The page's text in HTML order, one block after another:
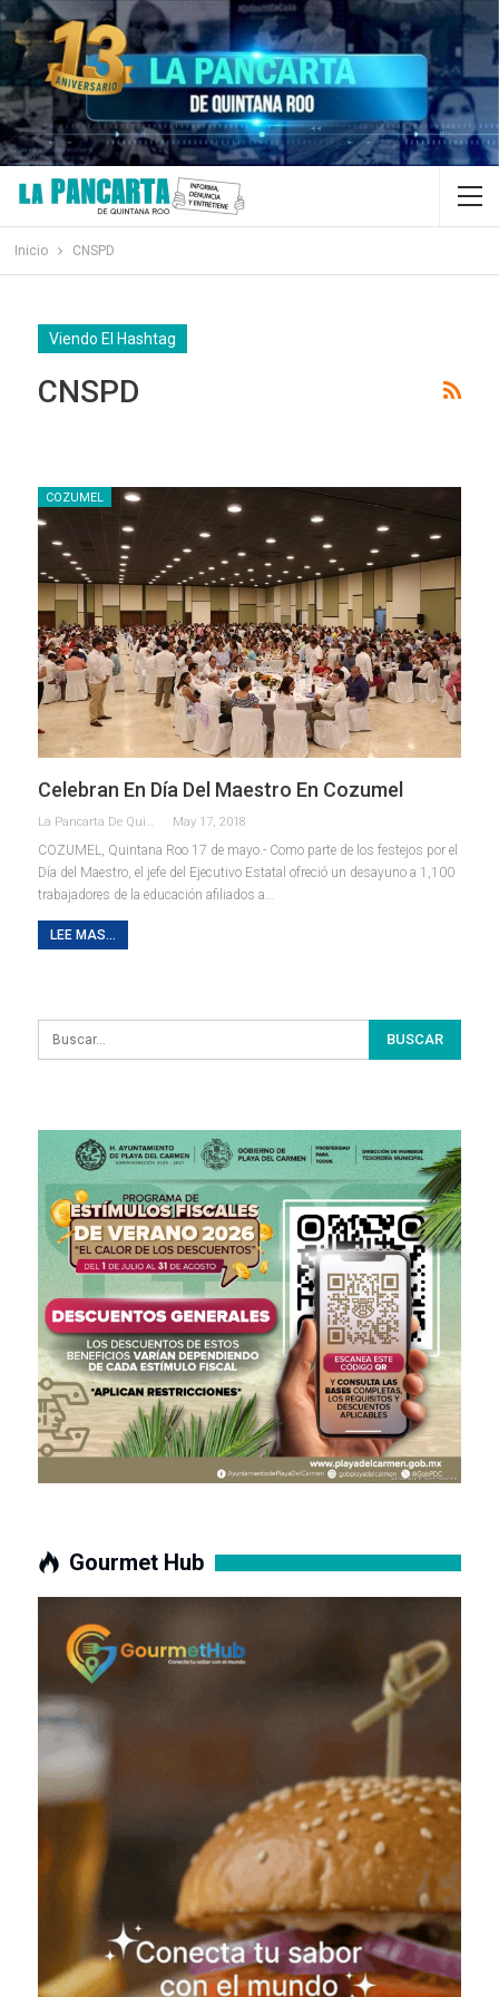
Inicio CNSPD
Viendo El Hashtag
CNSPD
COZUMEL
Celebran En Día Del Maestro En Cozumel
La Pancarta De Quintana Roo May 17, 2018
COZUMEL, Quintana Roo 17 de mayo.- Como parte de los festejos por el
Día del Maestro, el jefe del Ejecutivo Estatal ofreció un desayuno a 1,100
trabajadores de la educación afiliados a…
LEE MAS...
Gourmet Hub